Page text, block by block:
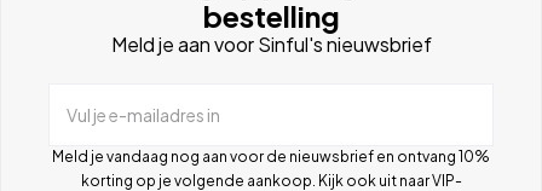
bestelling
Meld je aan voor Sinful's nieuwsbrief
Vul je e-mailadres in
Meld je vandaag nog aan voor de nieuwsbrief en ontvang 10%
korting op je volgende aankoop. Kijk ook uit naar VIP-